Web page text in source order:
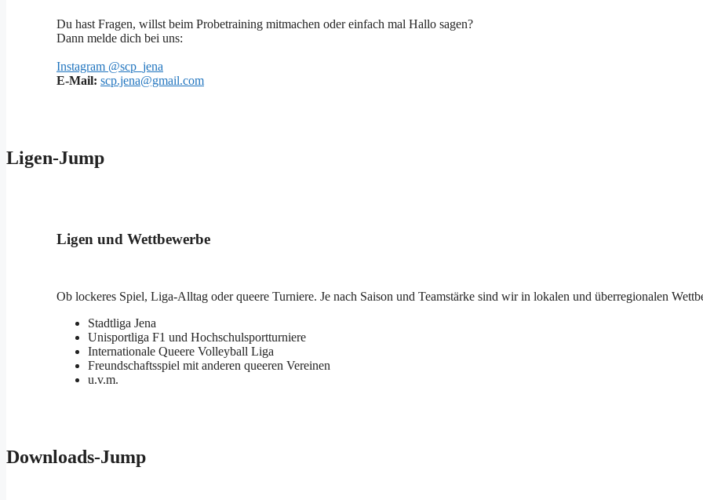
Du hast Fragen, willst beim Probetraining mitmachen oder einfach mal Hallo sagen?
Dann melde dich bei uns:
Instagram @scp_jena
E-Mail: scp.jena@gmail.com
Ligen-Jump
Ligen und Wettbewerbe
Ob lockeres Spiel, Liga-Alltag oder queere Turniere. Je nach Saison und Teamstärke sind wir in lokalen und überregionalen
Stadtliga Jena
Unisportliga F1 und Hochschulsportturniere
Internationale Queere Volleyball Liga
Freundschaftsspiel mit anderen queeren Vereinen
u.v.m.
Downloads-Jump